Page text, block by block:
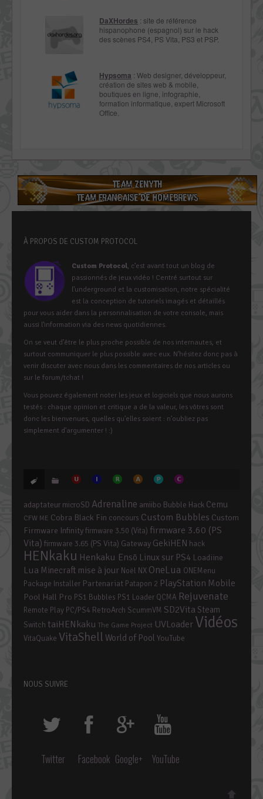
DaXHordes : site de référence
hispanophone (espagnol) sur le hack
des scènes PS4, PS Vita, PS3 et PSP.
Hypsoma : Web designer, développeur,
création de sites web & mobile,
boutiques en ligne, infographie,
formation informatique, expert Microsoft
Office.
À PROPOS DE CUSTOM PROTOCOL
Custom Protocol, c’est avant tout un blog de
passionnés de jeux vidéo ! Centré surtout sur
l’underground et la customisation, notre spécialité
est la conception de tutoriels imagés et détaillés
pour vous aider dans la personnalisation de votre console, mais
aussi l’information via des news quotidiennes.
On se veut d’être le plus proche possible de nos internautes, et
surtout communiquer le plus possible avec eux. N’hésitez donc pas à
venir discuter avec nous dans les commentaires de nos articles ou
sur le forum/tchat !
Vous pouvez également noter les jeux et logiciels que nous aurons
testés : chaque opinion et critique a de la valeur, les vôtres sont
donc les bienvenues, quelles qu’elles soient : n’oubliez pas
simplement d’argumenter ! :)
adaptateur microSD Adrenaline amiibo Bubble Hack Cemu
CFW ME Cobra Black Fin concours Custom Bubbles Custom
Firmware Infinityfirmware 3.50 (Vita) firmware 3.60 (PS
Vita) firmware 3.65 (PS Vita) Gateway GekiHEN hack
HENkaku Henkaku Ensō Linux sur PS4 Loadiine
Lua Minecraft mise à jour Noël NX OneLua ONEMenu
Package Installer Partenariat Patapon 2 PlayStation Mobile
Pool Hall Pro PS1 Bubbles PS1 Loader QCMA Rejuvenate
Remote Play PC/PS4 RetroArch ScummVM SD2Vita Steam
Switch taiHENkaku The Game Project UVLoader Vidéos
VitaQuake VitaShell World of Pool YouTube
NOUS SUIVRE
Twitter Facebook Google+ YouTube